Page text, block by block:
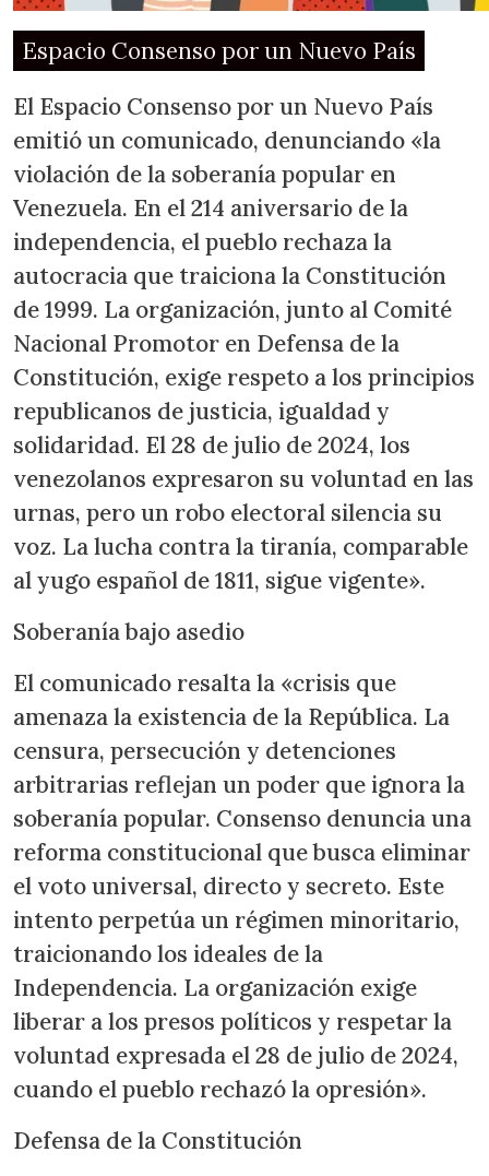
Espacio Consenso por un Nuevo País
El Espacio Consenso por un Nuevo País
emitió un comunicado, denunciando «la
violación de la soberanía popular en
Venezuela. En el 214 aniversario de la
independencia, el pueblo rechaza la
autocracia que traiciona la Constitución
de 1999. La organización, junto al Comité
Nacional Promotor en Defensa de la
Constitución, exige respeto a los principios
republicanos de justicia, igualdad y
solidaridad. El 28 de julio de 2024, los
venezolanos expresaron su voluntad en las
urnas, pero un robo electoral silencia su
voz. La lucha contra la tiranía, comparable
al yugo español de 1811, sigue vigente».
Soberanía bajo asedio
El comunicado resalta la «crisis que
amenaza la existencia de la República. La
censura, persecución y detenciones
arbitrarias reflejan un poder que ignora la
soberanía popular. Consenso denuncia una
reforma constitucional que busca eliminar
el voto universal, directo y secreto. Este
intento perpetúa un régimen minoritario,
traicionando los ideales de la
Independencia. La organización exige
liberar a los presos políticos y respetar la
voluntad expresada el 28 de julio de 2024,
cuando el pueblo rechazó la opresión».
Defensa de la Constitución